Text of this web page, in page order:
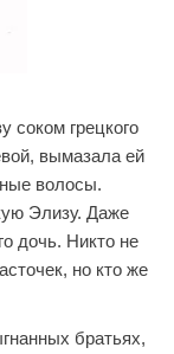
соком грецкого
вымазала ей
волосы.
Элизу. Даже
дочь. Никто не
но кто же
братьях,